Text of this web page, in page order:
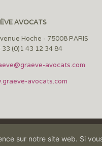
AVOCATS
Hoche - 75008 PARIS
33 (0)1 43 12 34 84
avocats.com
avocats.com
sur notre site web. Si